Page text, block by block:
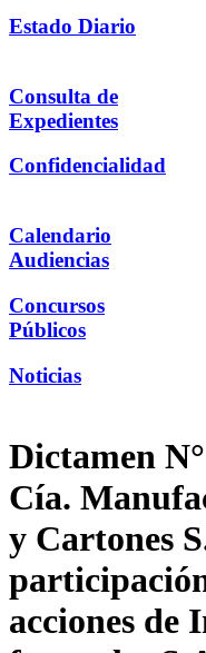
Estado Diario
Consulta de
Expedientes
Confidencialidad
Calendario
Audiencias
Concursos
Públicos
Noticias
Dictamen
Cía.
y Cartones
acciones de